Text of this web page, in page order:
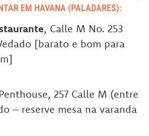
EM HAVANA (PALADARES):
, Calle M No. 253
[barato e bom para
257 Calle M (entre
– reserve mesa na varanda